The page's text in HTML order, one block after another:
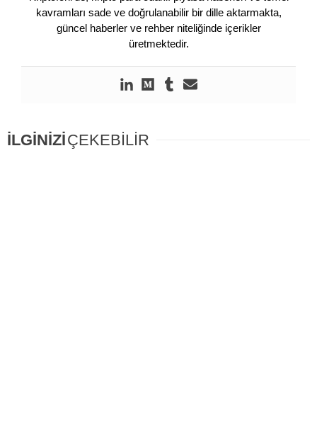
kavramları sade ve doğrulanabilir bir dille aktarmakta,
güncel haberler ve rehber niteliğinde içerikler
üretmektedir.
İLGİNİZİÇEKEBİLİR